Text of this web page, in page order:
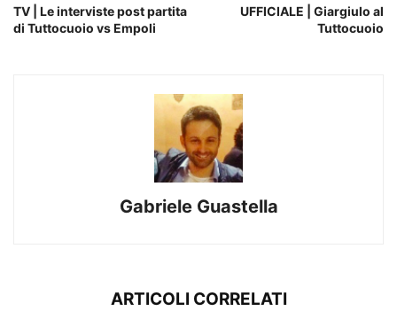
TV | Le interviste post partita
di Tuttocuoio vs Empoli
UFFICIALE | Giargiulo al
Tuttocuoio
Gabriele Guastella
ARTICOLI CORRELATI